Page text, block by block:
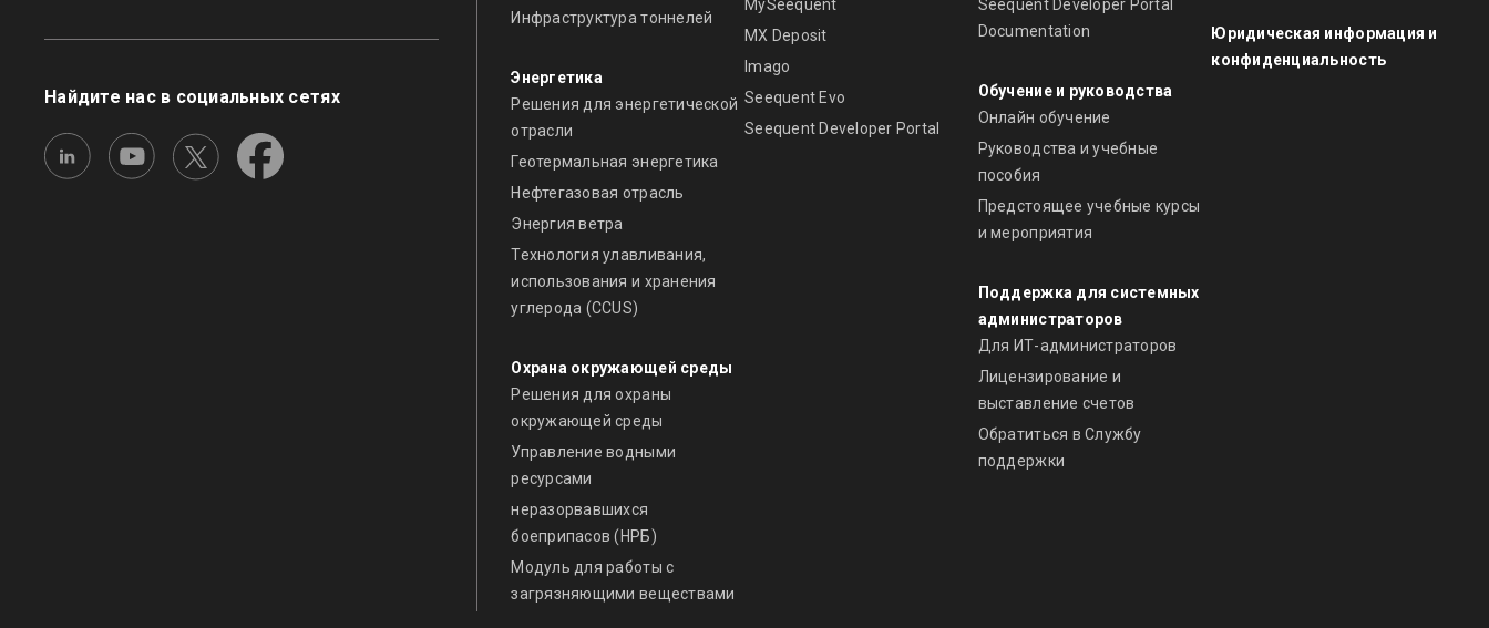
Найдите нас в социальных сетях
Инфраструктура тоннелей
Энергетика
Решения для энергетической
отрасли
Геотермальная энергетика
Нефтегазовая отрасль
Энергия ветра
Технология улавливания,
использования и хранения
углерода (CCUS)
Охрана окружающей среды
Решения для охраны
окружающей среды
Управление водными
ресурсами
неразорвавшихся
боеприпасов (НРБ)
Модуль для работы с
загрязняющими веществами
MySeequent
MX Deposit
Imago
Seequent Evo
Seequent Developer Portal
Seequent Developer Portal
Documentation
Обучение и руководства
Онлайн обучение
Руководства и учебные
пособия
Предстоящее учебные курсы
и мероприятия
Поддержка для системных
администраторов
Для ИТ-администраторов
Лицензирование и
выставление счетов
Обратиться в Службу
поддержки
Юридическая информация и
конфиденциальность